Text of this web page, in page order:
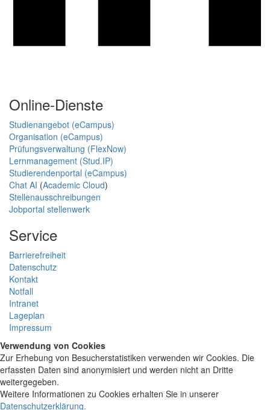
Online-Dienste
Studienangebot (eCampus)
Organisation (eCampus)
Prüfungsverwaltung (FlexNow)
Lernmanagement (Stud.IP)
Studierendenportal (eCampus)
Chat AI (Academic Cloud)
Stellenausschreibungen
Jobportal stellenwerk
Service
Barrierefreiheit
Datenschutz
Kontakt
Notfall
Intranet
Lageplan
Impressum
Verwendung von Cookies
Zur Erhebung von Besucherstatistiken verwenden wir Cookies. Die
erfassten Daten sind anonymisiert und werden nicht an Dritte
weitergegeben.
Weitere Informationen zu Cookies erhalten Sie in unserer
Datenschutzerklärung.